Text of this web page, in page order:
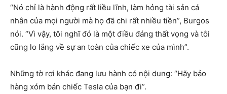
“Nó chỉ là hành động rất liều lĩnh, làm hỏng tài sản cá
nhân của mọi người mà họ đã chi rất nhiều tiền”, Burgos
nói. “Vì vậy, tôi nghĩ đó là một điều đáng thất vọng và tôi
cũng lo lắng về sự an toàn của chiếc xe của mình”.
Những tờ rơi khác đang lưu hành có nội dung: “Hãy bảo
hàng xóm bán chiếc Tesla của bạn đi”.